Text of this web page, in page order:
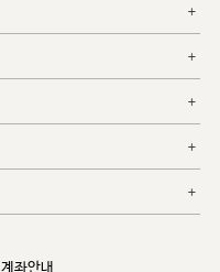
계좌안내